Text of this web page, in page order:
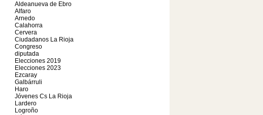
Aldeanueva de Ebro
Alfaro
Arnedo
Calahorra
Cervera
Ciudadanos La Rioja
Congreso
diputada
Elecciones 2019
Elecciones 2023
Ezcaray
Galbárruli
Haro
Jóvenes Cs La Rioja
Lardero
Logroño